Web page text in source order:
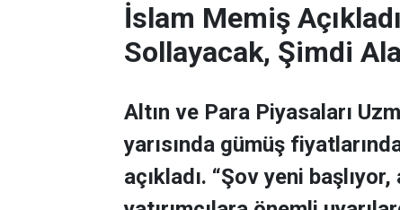
İslam Memiş
Sollayacak, Şimdi
Altın ve Para Piyasaları
yarısında gümüş
açıkladı. “Şov yeni